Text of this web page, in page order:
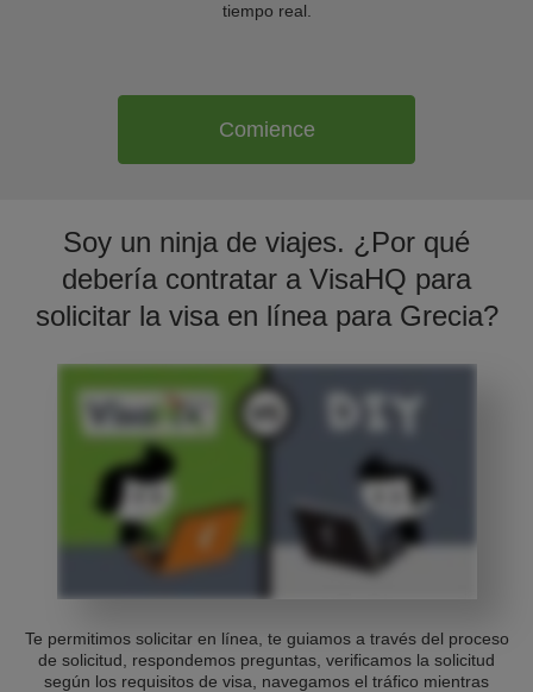
tiempo real.
Comience
Soy un ninja de viajes. ¿Por qué
debería contratar a VisaHQ para
solicitar la visa en línea para Grecia?
Te permitimos solicitar en línea, te guiamos a través del proceso
de solicitud, respondemos preguntas, verificamos la solicitud
según los requisitos de visa, navegamos el tráfico mientras